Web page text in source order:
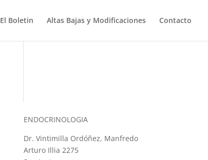
El Boletin Altas Bajas y Modificaciones Contacto
ENDOCRINOLOGIA
Dr. Vintimilla Ordóñez, Manfredo
Arturo Illia 2275